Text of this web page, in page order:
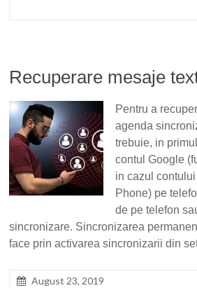
Recuperare mesaje
Pentru a
agenda
trebuie, in
contul Google
in cazul
Phone) pe
de pe telefon
sincronizare. Sincronizarea
face prin activarea sincronizarii din
August 23, 2019